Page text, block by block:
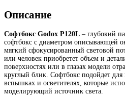
Описание
Софтбокс Godox P120L – глубокий
софтбокс с диаметром описывающей
мягкий сфокусированный световой
или человек приобретет объем и
поверхностях или в глазах модели
круглый блик. Софтбокс подойдет
вспышках и осветителях, которые
моделирующий источник света.